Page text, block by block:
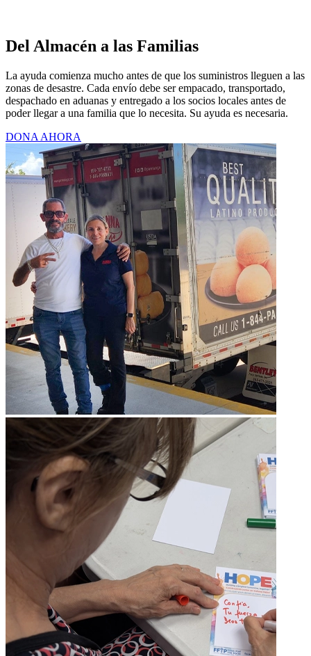
Del Almacén a las Familias
La ayuda comienza mucho antes de que los suministros lleguen a las
zonas de desastre. Cada envío debe ser empacado, transportado,
despachado en aduanas y entregado a los socios locales antes de
poder llegar a una familia que lo necesita. Su ayuda es necesaria.
DONA AHORA